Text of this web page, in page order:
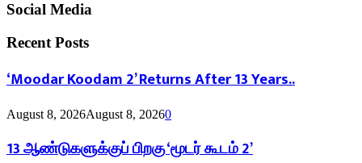
Social Media
Recent Posts
‘Moodar Koodam 2’ Returns After 13 Years..
August 8, 2026August 8, 20260
13 ஆண்டுகளுக்குப் பிறகு ‘மூடர் கூடம் 2’